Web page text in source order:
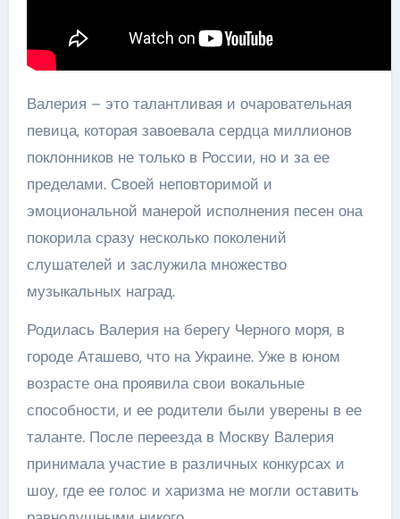
Валерия – это талантливая и очаровательная
певица, которая завоевала сердца миллионов
поклонников не только в России, но и за ее
пределами. Своей неповторимой и
эмоциональной манерой исполнения песен она
покорила сразу несколько поколений
слушателей и заслужила множество
музыкальных наград.
Родилась Валерия на берегу Черного моря, в
городе Аташево, что на Украине. Уже в юном
возрасте она проявила свои вокальные
способности, и ее родители были уверены в ее
таланте. После переезда в Москву Валерия
принимала участие в различных конкурсах и
шоу, где ее голос и харизма не могли оставить